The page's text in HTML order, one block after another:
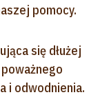
pomocy.
się dłużej
i odwodnienia.